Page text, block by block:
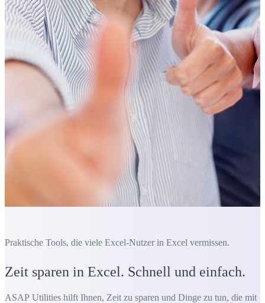
Praktische Tools, die viele Excel-Nutzer in Excel vermissen.
Zeit sparen in Excel. Schnell und einfach.
ASAP Utilities hilft Ihnen, Zeit zu sparen und Dinge zu tun, die mit